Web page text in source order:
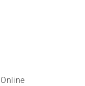
Online